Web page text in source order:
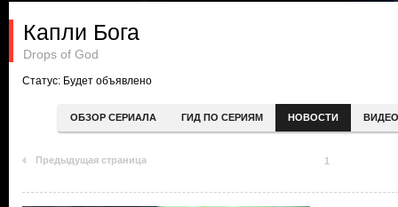
Капли Бога
Drops of God
Статус: Будет объявлено
ОБЗОР СЕРИАЛА ГИД ПО СЕРИЯМ НОВОСТИ ВИДЕО
Предыдущая страница 1